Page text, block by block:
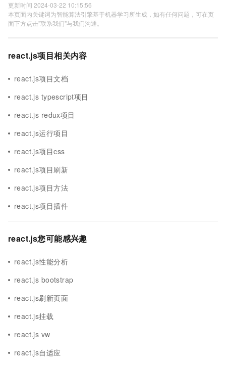
更新时间 2024-03-22 10:15:56
本页面内关键词为智能算法引擎基于机器学习所生成，如有任何问题，可在页
面下方点击"联系我们"与我们沟通。
react.js项目相关内容
react.js项目文档
react.js typescript项目
react.js redux项目
react.js运行项目
react.js项目css
react.js项目刷新
react.js项目方法
react.js项目插件
react.js您可能感兴趣
react.js性能分析
react.js bootstrap
react.js刷新页面
react.js挂载
react.js vw
react.js自适应